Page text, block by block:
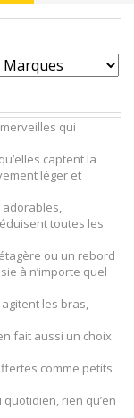
qui
captent la
léger et
toutes les
ou un rebord
à n’importe quel
les bras,
fait aussi un choix
comme petits
rien qu’en